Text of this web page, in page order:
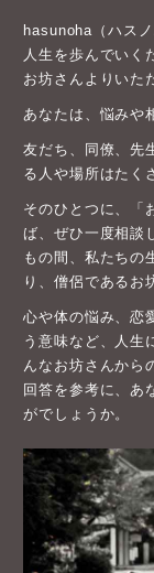
hasunoha（ハス
人生を歩んでいく
お坊さんよりいた
あなたは、悩みや
友だち、同僚、先
る人や場所はたく
そのひとつに、「
ば、ぜひ一度相談
もの間、私たちの
り、僧侶であるお
心や体の悩み、恋
う意味など、人生
んなお坊さんから
回答を参考に、あ
がでしょうか。